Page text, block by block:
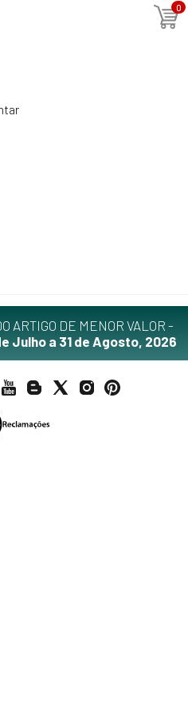
0
ARTIGO DE MENOR VALOR -
Julho a 31 de Agosto, 2026